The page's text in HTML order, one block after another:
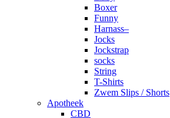
Boxer
Funny
Harnass–
Jocks
Jockstrap
socks
String
T-Shirts
Zwem Slips / Shorts
Apotheek
CBD